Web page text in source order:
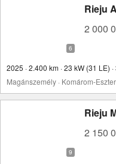
Rieju
2 000
2025 · 2.400 km · 23 kW (31 LE) ·
Magánszemély · Komárom-
Rieju
2 150